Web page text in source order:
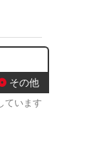
その他
ています